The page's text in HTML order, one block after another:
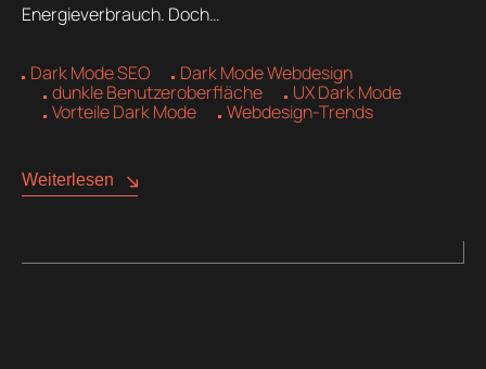
Energieverbrauch. Doch…
Dark Mode SEO
Dark Mode Webdesign
dunkle Benutzeroberfläche
UX Dark Mode
Vorteile Dark Mode
Webdesign-Trends
Weiterlesen